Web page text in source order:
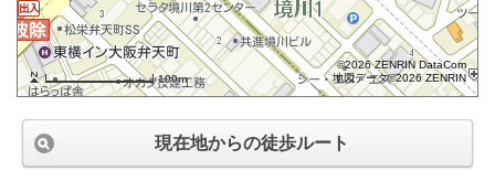
100m
©2026 ZENRIN DataCom
地図データ©2026 ZENRIN
現在地からの徒歩ルート